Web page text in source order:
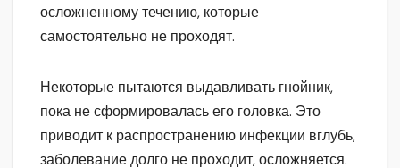
осложненному течению, которые
самостоятельно не проходят.
Некоторые пытаются выдавливать гнойник,
пока не сформировалась его головка. Это
приводит к распространению инфекции вглубь,
заболевание долго не проходит, осложняется.